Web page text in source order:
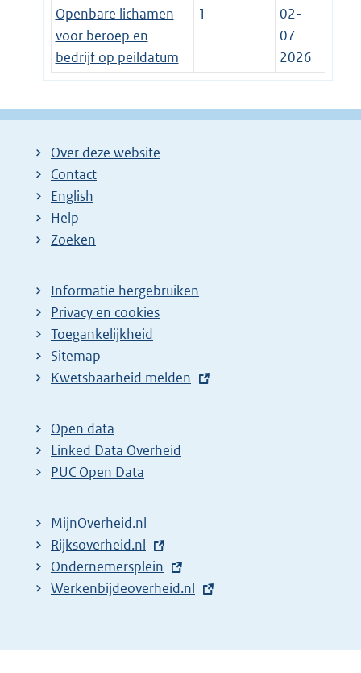
Openbare lichamen
voor beroep en
bedrijf op peildatum
1
02-
07-
2026
Over deze website
Contact
English
Help
Zoeken
Informatie hergebruiken
Privacy en cookies
Toegankelijkheid
Sitemap
E
t
e
r
l
i
n
k
Kwetsbaarheid melden
Open data
Linked Data Overheid
PUC Open Data
MijnOverheid.nl
E
x
t
n
Rijksoverheid.nl
E
x
r
Ondernemersplein
E
e
Werkenbijdeoverheid.nl